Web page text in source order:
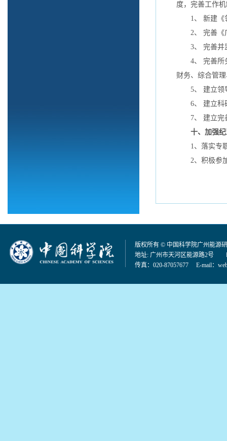
度，完善工作
1、 新建《
2、 完善《广
3、 完善并
4、 完善所务
财务、综合管
5、 建立领导
6、 建立科研
7、 建立完善
十、加强
1、落实专职
2、积极参加
版权所有 © 中国科学院广州能源
地址: 广州市天河区能源路2号
传真：020-87057677 E-mail：